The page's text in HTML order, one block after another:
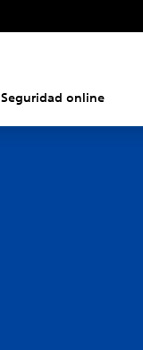
Seguridad online